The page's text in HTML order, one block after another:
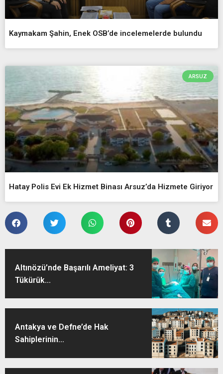
Kaymakam Şahin, Enek OSB’de incelemelerde bulundu
ARSUZ
Hatay Polis Evi Ek Hizmet Binası Arsuz’da Hizmete Giriyor
Altınözü’nde Başarılı Ameliyat: 3
Tükürük...
Antakya ve Defne’de Hak
Sahiplerinin...